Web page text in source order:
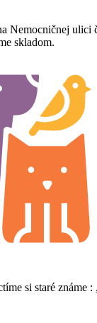
Nemocničnej ulici
skladom.
si staré